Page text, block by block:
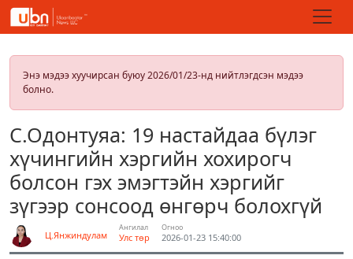
Энэ мэдээ хуучирсан буюу 2026/01/23-нд нийтлэгдсэн мэдээ
болно.
С.Одонтуяа: 19 настайдаа бүлэг
хүчингийн хэргийн хохирогч
болсон гэх эмэгтэйн хэргийг
зүгээр сонсоод өнгөрч болохгүй
Ц.Янжиндулам
Ангилал
Улс төр
Огноо
2026-01-23 15:40:00